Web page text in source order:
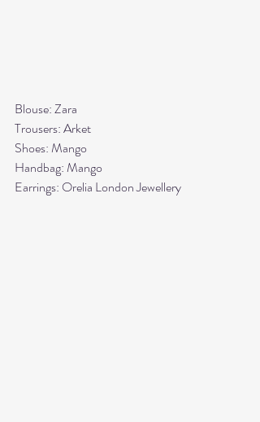
Blouse: Zara
Trousers: Arket
Shoes: Mango
Handbag: Mango
Earrings: Orelia London Jewellery